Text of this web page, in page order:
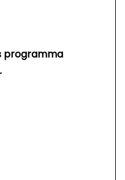
programma